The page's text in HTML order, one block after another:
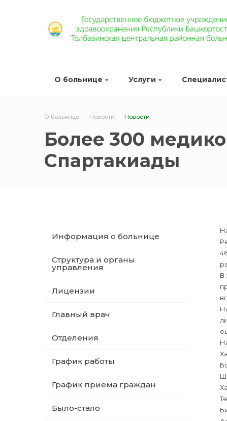
О больнице Услуги
О больнице Новости Новости
Более 300
Спартакиады
Информация о больнице
Структура и органы
управления
Лицензии
Главный врач
Отделения
График работы
График приема граждан
Было-стало
В